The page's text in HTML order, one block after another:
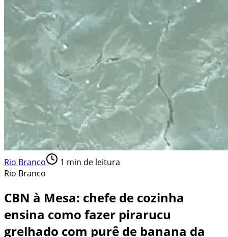
Rio Branco 1 min de leitura
Rio Branco
CBN à Mesa: chefe de cozinha
ensina como fazer pirarucu
grelhado com purê de banana da